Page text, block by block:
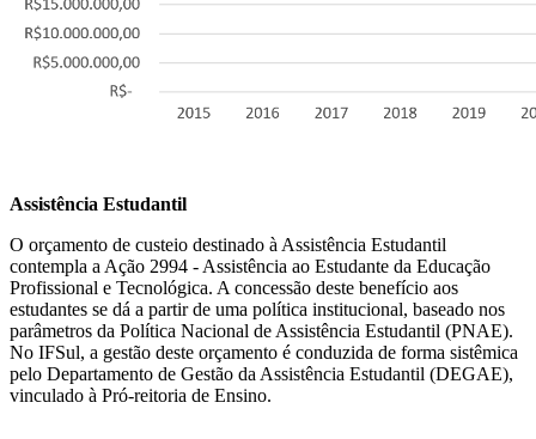
Assistência Estudantil
O orçamento de custeio destinado à Assistência Estudantil
contempla a Ação 2994 - Assistência ao Estudante da Educação
Profissional e Tecnológica. A concessão deste benefício aos
estudantes se dá a partir de uma política institucional, baseado nos
parâmetros da Política Nacional de Assistência Estudantil (PNAE).
No IFSul, a gestão deste orçamento é conduzida de forma sistêmica
pelo Departamento de Gestão da Assistência Estudantil (DEGAE),
vinculado à Pró-reitoria de Ensino.